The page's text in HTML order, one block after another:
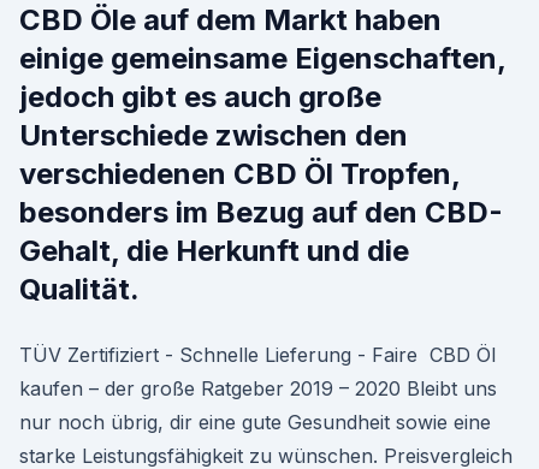
CBD Öle auf dem Markt haben
einige gemeinsame Eigenschaften,
jedoch gibt es auch große
Unterschiede zwischen den
verschiedenen CBD Öl Tropfen,
besonders im Bezug auf den CBD-
Gehalt, die Herkunft und die
Qualität.
TÜV Zertifiziert - Schnelle Lieferung - Faire CBD Öl
kaufen – der große Ratgeber 2019 – 2020 Bleibt uns
nur noch übrig, dir eine gute Gesundheit sowie eine
starke Leistungsfähigkeit zu wünschen. Preisvergleich